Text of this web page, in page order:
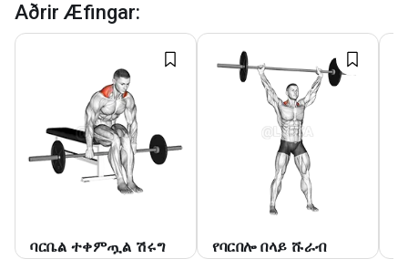
Aðrir Æfingar:
ባርቤል ተቀምጧል ሽሩግ የባርበሎ በላይ ሹራብ